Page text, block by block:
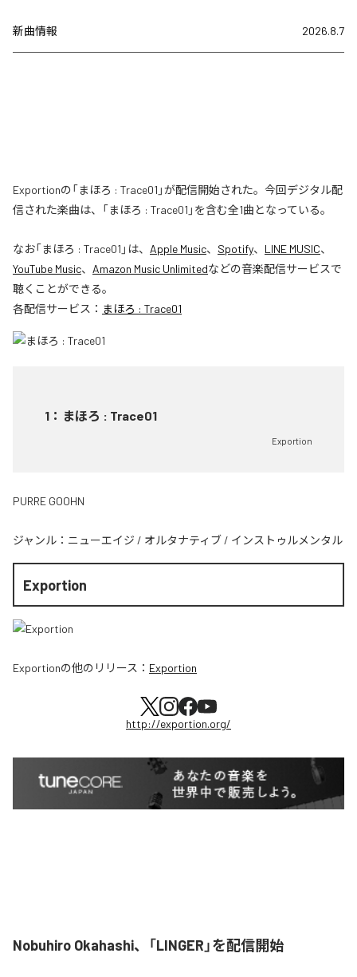
新曲情報 2026.8.7
Exportionの「まほろ : Trace01」が配信開始された。今回デジタル配
信された楽曲は、「まほろ : Trace01」を含む全1曲となっている。
なお「まほろ : Trace01 」は、 Apple Music、 Spotify、 LINE MUSIC、
YouTube Music、 Amazon Music Unlimitedなどの音楽配信サービスで
聴くことができる。
各配信サービス： まほろ : Trace01
1 ： まほろ : Trace01
Exportion
PURRE GOOHN
ジャンル： ニューエイジ / オルタナティブ / インストゥルメンタル
Exportion
Exportionの他のリリース： Exportion
http://exportion.org/
Nobuhiro Okahashi、「LINGER」を配信開始